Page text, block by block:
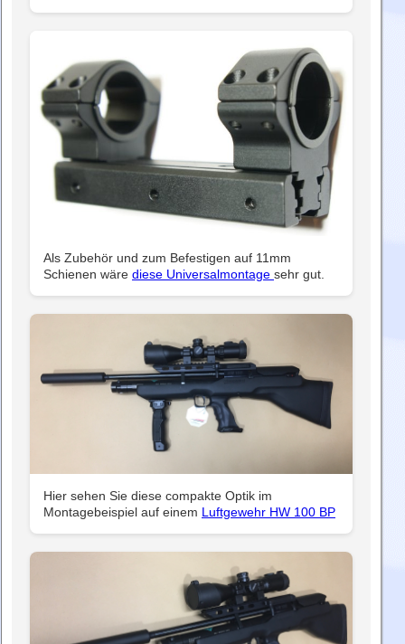
Als Zubehör und zum Befestigen auf 11mm
Schienen wäre diese Universalmontage sehr gut.
Hier sehen Sie diese compakte Optik im
Montagebeispiel auf einem Luftgewehr HW 100 BP